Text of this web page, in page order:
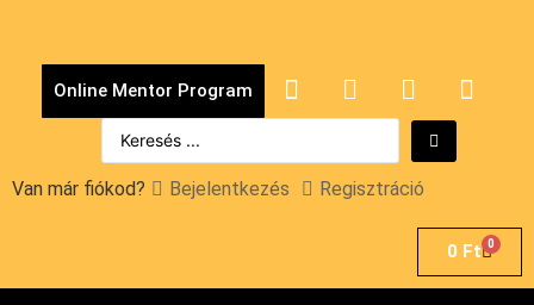
Online Mentor Program
Van már fiókod? Bejelentkezés Regisztráció
0 Ft 0